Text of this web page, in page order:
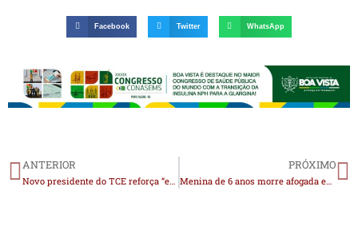
Facebook Twitter WhatsApp
ANTERIOR
Novo presidente do TCE reforça “exigências” para escolha de conselheiro
PRÓXIMO
Menina de 6 anos morre afogada em barreiro em Taperoá